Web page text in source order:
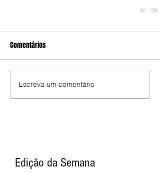
Comentários
Escreva um comentário
Edição da Semana